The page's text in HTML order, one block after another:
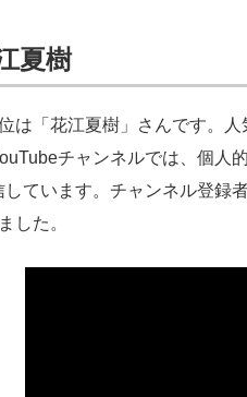
夏樹
は「花江夏樹」さんです。人
チャンネルでは、個人
しています。チャンネル登録
した。